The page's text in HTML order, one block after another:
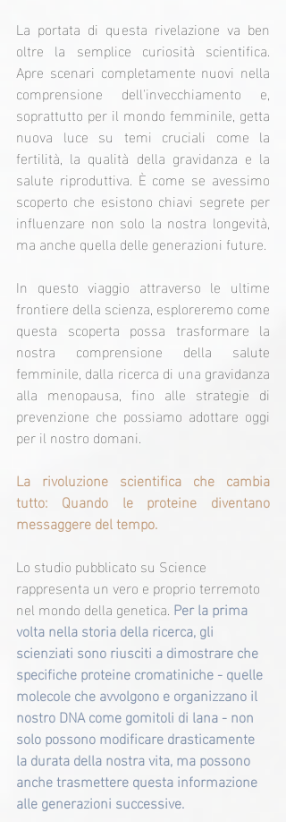
La portata di questa rivelazione va ben
oltre la semplice curiosità scientifica.
Apre scenari completamente nuovi nella
comprensione dell'invecchiamento e,
soprattutto per il mondo femminile, getta
nuova luce su temi cruciali come la
fertilità, la qualità della gravidanza e la
salute riproduttiva. È come se avessimo
scoperto che esistono chiavi segrete per
influenzare non solo la nostra longevità,
ma anche quella delle generazioni future.
In questo viaggio attraverso le ultime
frontiere della scienza, esploreremo come
questa scoperta possa trasformare la
nostra comprensione della salute
femminile, dalla ricerca di una gravidanza
alla menopausa, fino alle strategie di
prevenzione che possiamo adottare oggi
per il nostro domani.
La rivoluzione scientifica che cambia
tutto: Quando le proteine diventano
messaggere del tempo.
Lo studio pubblicato su Science
rappresenta un vero e proprio terremoto
nel mondo della genetica. Per la prima
volta nella storia della ricerca, gli
scienziati sono riusciti a dimostrare che
specifiche proteine cromatiniche - quelle
molecole che avvolgono e organizzano il
nostro DNA come gomitoli di lana - non
solo possono modificare drasticamente
la durata della nostra vita, ma possono
anche trasmettere questa informazione
alle generazioni successive.